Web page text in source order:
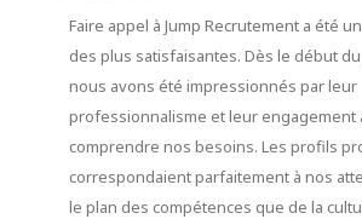
Faire appel à Jump Recrutement a été
des plus satisfaisantes. Dès le début
nous avons été impressionnés par leur
professionnalisme et leur engagement
comprendre nos besoins. Les profils
correspondaient parfaitement à nos
le plan des compétences que de la